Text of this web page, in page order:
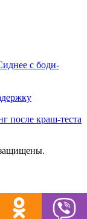
с боди-
после краш-теста